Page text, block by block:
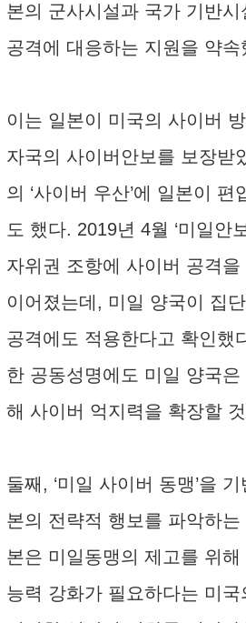
본의 군사시설과 국가 기반시
공격에 대응하는 지원을 약속
이는 일본이 미국의 사이버
자국의 사이버안보를 보장받
의 ‘사이버 우산’에 일본이 편
도 했다. 2019년 4월 ‘미일안
자위권 조항에 사이버 공격을
이어졌는데, 미일 양국이 집
공격에도 적용한다고 확인했
한 공동성명에도 미일 양국
해 사이버 억지력을 확장할
둘째, ‘미일 사이버 동맹’을
본의 전략적 행보를 파악하
본은 미일동맹의 제고를 위
능력 강화가 필요하다는 미